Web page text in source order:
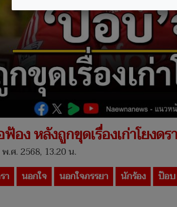
อง หลังถูกขุดเรื่องเก่าโยงด
.ศ. 2568, 13.20 น.
า นอกใจ นอกใจภรรยา นักร้อง ป๊อ